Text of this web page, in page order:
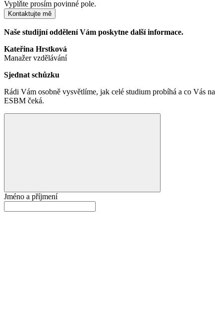
Vyplňte prosím povinné pole.
Kontaktujte mě
Naše studijní oddělení Vám poskytne další informace.
Kateřina Hrstková
Manažer vzdělávání
Sjednat schůzku
Rádi Vám osobně vysvětlíme, jak celé studium probíhá a co Vás na
ESBM čeká.
Jméno a příjmení